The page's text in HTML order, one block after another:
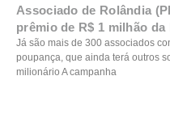
Associado de Rolândia
prêmio de R$ 1 milhão
Já são mais de 300 associados
poupança, que ainda terá outros
milionário A campanha